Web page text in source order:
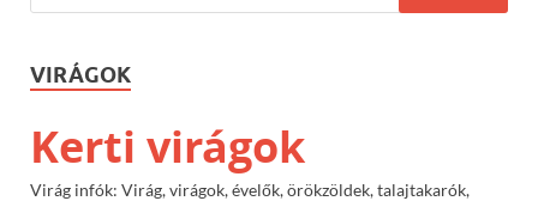
VIRÁGOK
Kerti virágok
Virág infók: Virág, virágok, évelők, örökzöldek, talajtakarók,